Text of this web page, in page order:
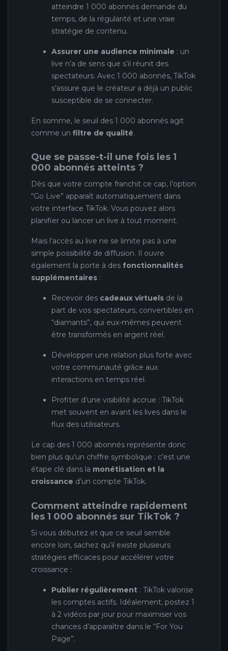
atteindre 1 000 abonnés demande du
temps, de la régularité et une vraie
stratégie de contenu.
Assurer une audience minimale : un
live n’a de sens que s’il réunit des
spectateurs. Avec 1 000 abonnés, TikTok
s’assure que le créateur a déjà un public
susceptible de se connecter.
En somme, le seuil des 1 000 abonnés agit
comme un filtre de qualité.
Que se passe-t-il une fois les 1
000 abonnés atteints ?
Dès que votre compte franchit ce cap, l’option
“Go Live” apparaît automatiquement dans
votre interface TikTok. Vous pouvez alors
planifier ou lancer un live à tout moment.
Mais l’accès au live ne se limite pas à une
simple possibilité de diffusion. Il ouvre
également la porte à des fonctionnalités
supplémentaires :
Recevoir des cadeaux virtuels de la
part de vos spectateurs, convertibles en
“diamants”, qui eux-mêmes peuvent
être transformés en argent réel.
Développer une relation plus forte avec
votre communauté grâce aux
interactions en temps réel.
Profiter d’une visibilité accrue : TikTok
met souvent en avant les lives dans le
flux des utilisateurs.
Le cap des 1 000 abonnés représente donc
bien plus qu’un chiffre symbolique : c’est une
étape clé dans la monétisation et la
croissance d’un compte TikTok.
Comment atteindre rapidement
les 1 000 abonnés sur TikTok ?
Si vous débutez et que ce seuil semble
encore loin, sachez qu’il existe plusieurs
stratégies efficaces pour accélérer votre
croissance :
Publier régulièrement : TikTok valorise
les comptes actifs. Idéalement, postez 1
à 2 vidéos par jour pour maximiser vos
chances d’apparaître dans le “For You
Page”.